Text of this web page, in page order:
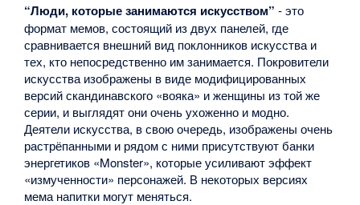
“Люди, которые занимаются искусством” - это
формат мемов, состоящий из двух панелей, где
сравнивается внешний вид поклонников искусства и
тех, кто непосредственно им занимается. Покровители
искусства изображены в виде модифицированных
версий скандинавского «вояка» и женщины из той же
серии, и выглядят они очень ухоженно и модно.
Деятели искусства, в свою очередь, изображены очень
растрёпанными и рядом с ними присутствуют банки
энергетиков «Monster», которые усиливают эффект
«измученности» персонажей. В некоторых версиях
мема напитки могут меняться.